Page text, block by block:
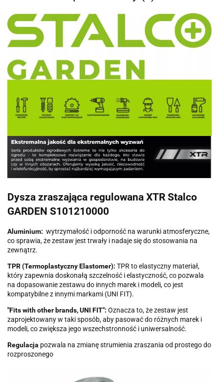
Dysza zraszająca regulowana XTR Stalco
GARDEN S101210000
Aluminium: wytrzymałość i odporność na warunki atmosferyczne,
co sprawia, że zestaw jest trwały i nadaje się do stosowania na
zewnątrz.
TPR (Termoplastyczny Elastomer): TPR to elastyczny materiał,
który zapewnia doskonałą szczelność i elastyczność, co pozwala
na dopasowanie zestawu do innych marek i modeli, co jest
kompatybilne z innymi markami (UNI FIT).
"Fits with other brands, UNI FIT": Oznacza to, że zestaw jest
zaprojektowany w taki sposób, aby pasować do różnych marek i
modeli, co zwiększa jego wszechstronność i uniwersalność.
Regulacja pozwala na zmianę strumienia zraszania od prostego do
rozproszonego